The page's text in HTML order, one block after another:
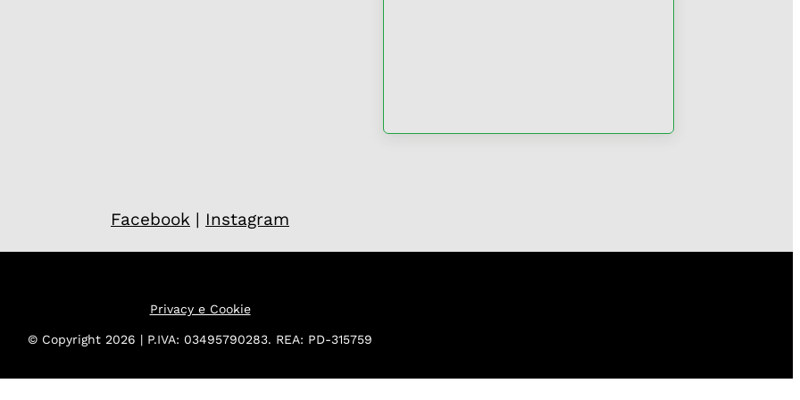
Facebook | Instagram
Privacy e Cookie
© Copyright 2026 | P.IVA: 03495790283. REA: PD-315759